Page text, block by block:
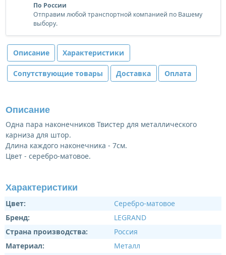
По России
Отправим любой транспортной компанией по Вашему
выбору.
Описание Характеристики
Сопутствующие товары Доставка Оплата
Описание
Одна пара наконечников Твистер для металлического
карниза для штор.
Длина каждого наконечника - 7см.
Цвет - серебро-матовое.
Характеристики
Цвет:
Серебро-матовое
Бренд:
LEGRAND
Страна производства:
Россия
Материал:
Металл